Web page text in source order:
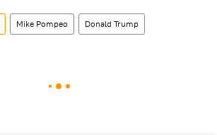
Mike Pompeo Donald Trump